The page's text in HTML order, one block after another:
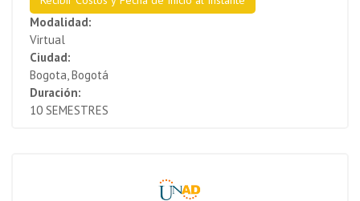
Modalidad:
Virtual
Ciudad:
Bogota, Bogotá
Duración:
10 SEMESTRES